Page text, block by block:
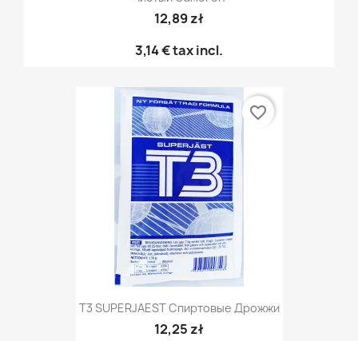
12,89 zł
3,14 €tax incl.
T3 SUPERJAEST Спиртовые Дрожжи
12,25 zł
favorite_border